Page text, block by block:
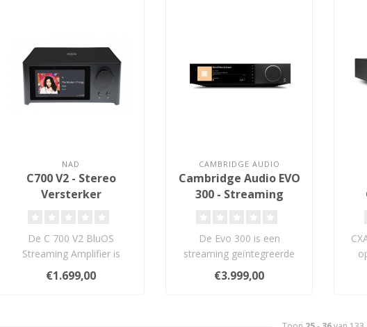
NAD
C700 V2 - Stereo
Versterker
De C 700 V2 BluOS
Streaming Amplifier is
ontworpen om muziek
direct toegankelijk..
€1.699,00
CAMBRIDGE AUDIO
Cambridge Audio EVO
300 - Streaming
De Evo 300 is een
streaming geïntegreerde
versterker met 2×300W
Hypex NCOREx C..
€3.999,00